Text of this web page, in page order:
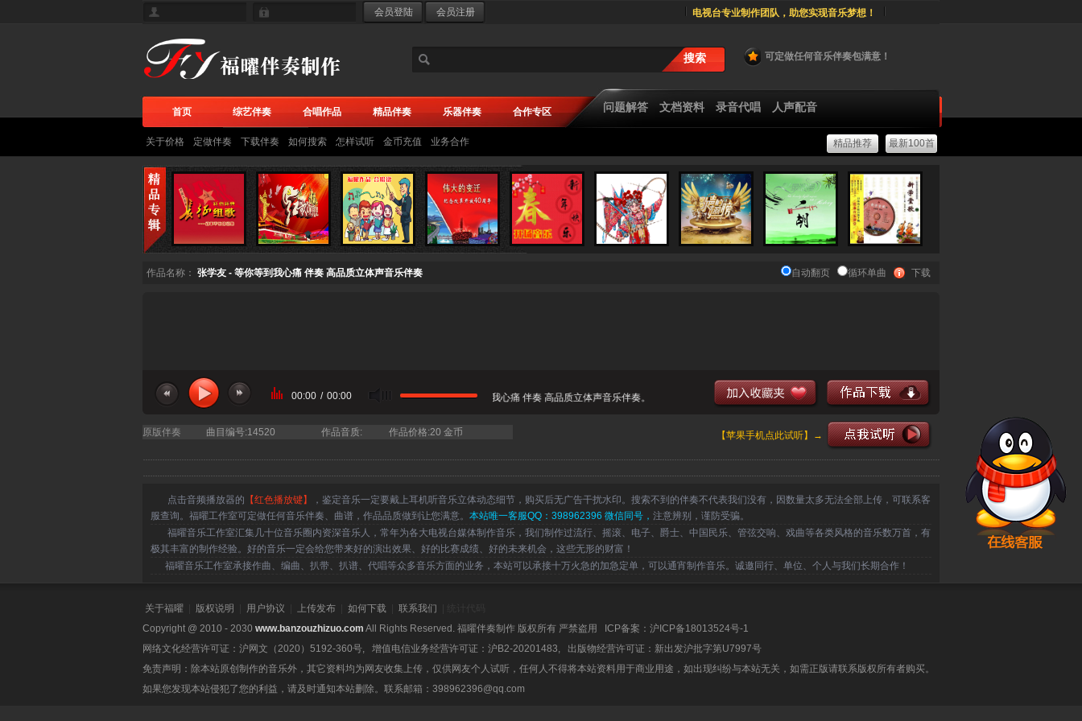
电视台专业制作团队，助您实现音乐梦想！
可定做任何音乐伴奏包满意！
首页 综艺伴奏 合唱作品 精品伴奏 乐器伴奏 合作专区 问题解答 文档资料 录音代唱 人声配音
精品推荐 最新100首
关于价格 定做伴奏 下载伴奏 如何搜索 怎样试听 金币充值 业务合作
自动翻页 循环单曲 下载
作品名称： 张学友 - 等你等到我心痛 伴奏 高品质立体声音乐伴奏
当前曲目：张学友 - 等你等到我心痛 伴奏 高品质立体声音乐伴奏。
00:00 / 00:00
原版伴奏 曲目编号:14520 作品音质: 作品价格:20 金币 【苹果手机点此试听】→
点击音频播放器的 【红色播放键】
，鉴定音乐一定要戴上耳机听音乐立体动态细节，购买后无广告干扰水印。搜索不到的伴奏不代表我们没有，因数量太多无法全部上传，可联系客
服查询。福曜工作室可定做任何音乐伴奏、曲谱，作品品质做到让您满意。 本站唯一客服QQ：398962396 微信同号， 注意辨别，谨防受骗。
福曜音乐工作室汇集几十位音乐圈内资深音乐人，常年为各大电视台媒体制作音乐，我们制作过流行、摇滚、电子、爵士、中国民乐、管弦交响、戏曲等各类风格的音乐数万首，有
极其丰富的制作经验。好的音乐一定会给您带来好的演出效果、好的比赛成绩、好的未来机会，这些无形的财富！
福曜音乐工作室承接作曲、编曲、扒带、扒谱、代唱等众多音乐方面的业务，本站可以承接十万火急的加急定单，可以通宵制作音乐。诚邀同行、单位、个人与我们长期合作！
关于福曜 版权说明 用户协议 上传发布 如何下载 联系我们
Copyright @ 2010 - 2030 www.banzouzhizuo.com All Rights Reserved. 福曜伴奏制作 版权所有 严禁盗用 ICP备案： 沪ICP备18013524号-1
网络文化经营许可证：沪网文（2020）5192-360号, 增值电信业务经营许可证：沪B2-20201483, 出版物经营许可证：新出发沪批字第U7997号
免责声明：除本站原创制作的音乐外，其它资料均为网友收集上传，仅供网友个人试听，任何人不得将本站资料用于商业用途，如出现纠纷与本站无关，如需正版请联系版权所有者购买。
如果您发现本站侵犯了您的利益，请及时通知本站删除。联系邮箱：398962396@qq.com